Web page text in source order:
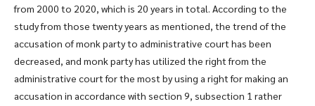
from 2000 to 2020, which is 20 years in total. According to the
study from those twenty years as mentioned, the trend of the
accusation of monk party to administrative court has been
decreased, and monk party has utilized the right from the
administrative court for the most by using a right for making an
accusation in accordance with section 9, subsection 1 rather